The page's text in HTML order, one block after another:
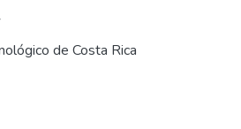
de Costa Rica